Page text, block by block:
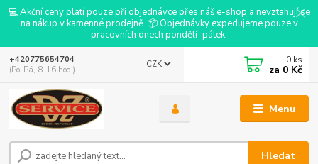
💻 Akční ceny platí pouze při objednávce přes náš e-shop a nevztahují se
na nákup v kamenné prodejně. 📦 Objednávky expedujeme pouze v
pracovních dnech pondělí–pátek.
Menu
CZK
Hledat
+420775654704
(Po-Pá, 8-16 hod.)
0 ks
za 0 Kč